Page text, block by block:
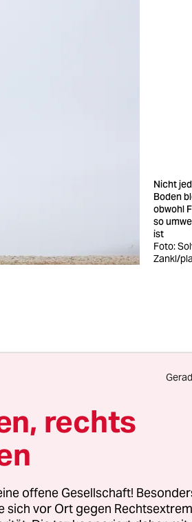
Nicht
Boden
obwohl
so
ist
Foto:
Zankl/
nicht den Kopf
sie
und sie
Flugzeugen und der
Symbol für
der
Gezi-
Berichterstattung
rechts
offene Gesellschaft!
sich vor Ort gegen